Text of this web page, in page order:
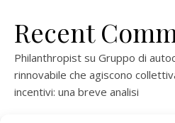
Recent
Philanthropist su Gruppo di
rinnovabile che agiscono
incentivi: una breve analisi